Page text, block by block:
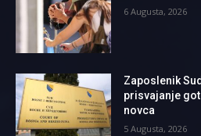
6 Augusta, 2026
Zaposlenik
prisvajanje
novca
5 Augusta, 2026